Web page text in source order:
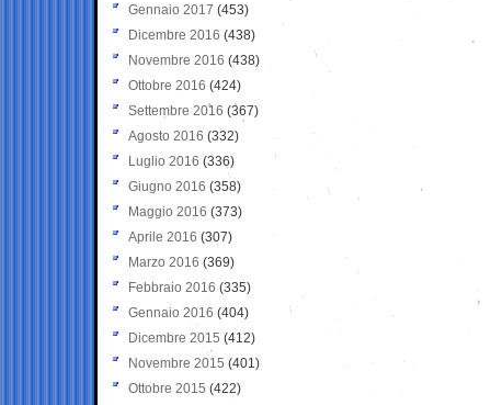
Gennaio 2017 (453)
Dicembre 2016 (438)
Novembre 2016 (438)
Ottobre 2016 (424)
Settembre 2016 (367)
Agosto 2016 (332)
Luglio 2016 (336)
Giugno 2016 (358)
Maggio 2016 (373)
Aprile 2016 (307)
Marzo 2016 (369)
Febbraio 2016 (335)
Gennaio 2016 (404)
Dicembre 2015 (412)
Novembre 2015 (401)
Ottobre 2015 (422)